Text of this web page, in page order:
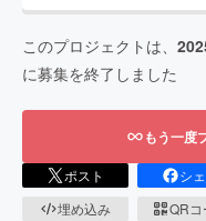
このプロジェクトは、
に募集を終了しました
もう一度
ポスト シ
埋め込み
QRコ